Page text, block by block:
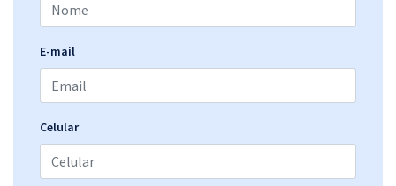
Aeronáutica - Exame de Admissão (EAOAP) - Conhecimentos
Específicos Para o Cargo Psicologia (PSI) com a Equipe Gran
R$ 306,24à vista
Economize R$ 76,56 (-20%)
Comprar
E-mail
Celular